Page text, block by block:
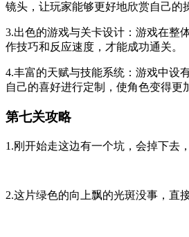
镜头，让玩家能够更好地欣赏自己的
3.出色的游戏与关卡设计：游戏在整
作技巧和反应速度，才能成功通关。
4.丰富的天赋与技能系统：游戏中设
自己的喜好进行定制，使角色变得更
第七关攻略
1.刚开始走这边有一个坑，会掉下去
2.这片绿色的向上飘的光斑没事，直